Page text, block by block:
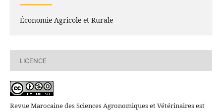
Économie Agricole et Rurale
LICENCE
Revue Marocaine des Sciences Agronomiques et Vétérinaires est